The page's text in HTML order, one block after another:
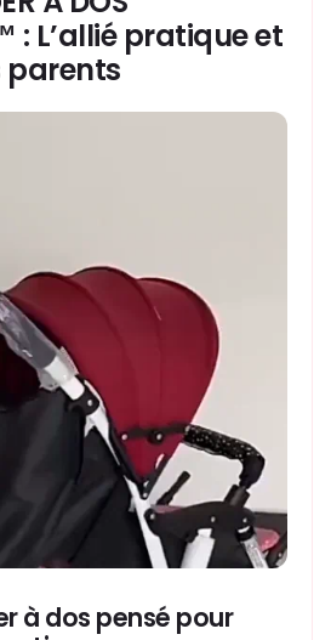
: L’allié pratique et
parents
à dos pensé pour